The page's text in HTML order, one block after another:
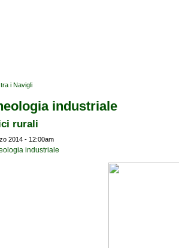
i Navigli
industriale
rurali
2014 - 12:00am
industriale